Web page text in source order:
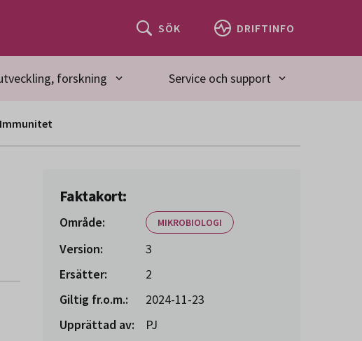
SÖK DRIFTINFO
forskning Service och support
Faktakort:
Område: MIKROBIOLOGI
Version:
3
Ersätter:
2
Giltig fr.o.m.:
2024-11-23
Upprättad av:
PJ